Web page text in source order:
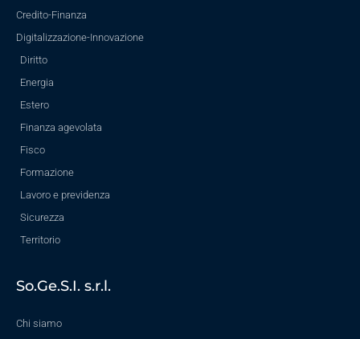
Credito-Finanza
Digitalizzazione-Innovazione
Diritto
Energia
Estero
Finanza agevolata
Fisco
Formazione
Lavoro e previdenza
Sicurezza
Territorio
So.Ge.S.I. s.r.l.
Chi siamo